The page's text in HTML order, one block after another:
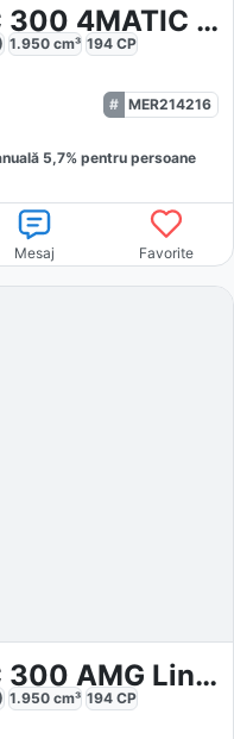
Mercedes-Benz GLC 300 4MATIC AMG
1.950 cm³ 194 CP
MER214216
5,7% pentru persoane
Mesaj Favorite
Mercedes-Benz GLC 300 AMG Line Designo 4MATIC
1.950 cm³ 194 CP